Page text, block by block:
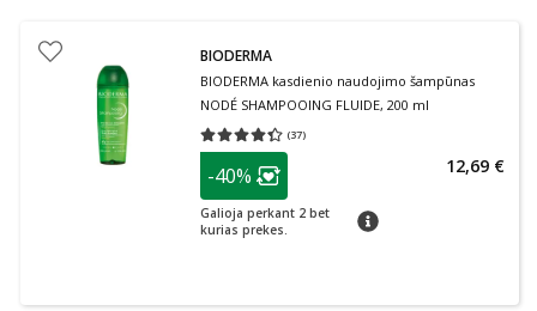
BIODERMA
BIODERMA kasdienio naudojimo šampūnas
NODÉ SHAMPOOING FLUIDE, 200 ml
(37)
Vidutinis įvertinimas 4.32
patarimas
Lojalumo klubo narių nuolaida
-40%
Galioja perkant 2 bet
kurias prekes.
patarimas
12,69 €